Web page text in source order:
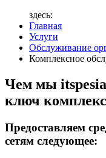
здесь:
Главная
Услуги
Обслуживание
Комплексное
Чем мы
ключ
Предоставляем
сетям следующее: